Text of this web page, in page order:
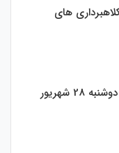
های
شهریور